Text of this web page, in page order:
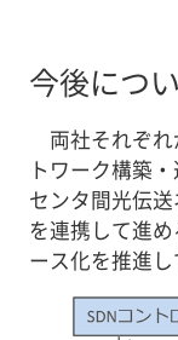
今後につ
両社それぞ
トワーク構築
センタ間光伝
を連携して進
ース化を推進し